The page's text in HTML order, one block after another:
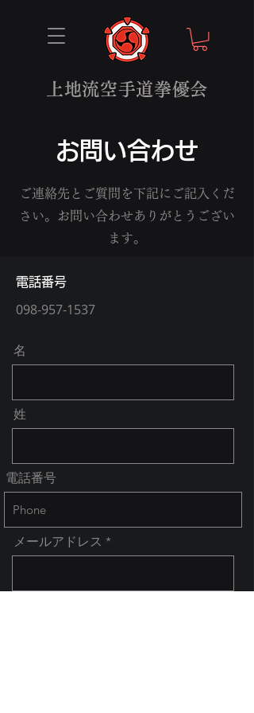
上地流空手道拳優会
お問い合わせ
ご連絡先とご質問を下記にご記入くだ
さい。お問い合わせありがとうござい
ます。
電話番号
098-957-1537
名
姓
電話番号
メールアドレス